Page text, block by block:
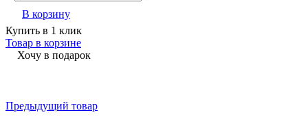
В корзину
Купить в 1 клик
Товар в корзине
Хочу в подарок
Предыдущий товар